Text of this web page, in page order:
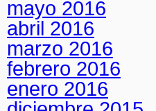
mayo 2016
abril 2016
marzo 2016
febrero 2016
enero 2016